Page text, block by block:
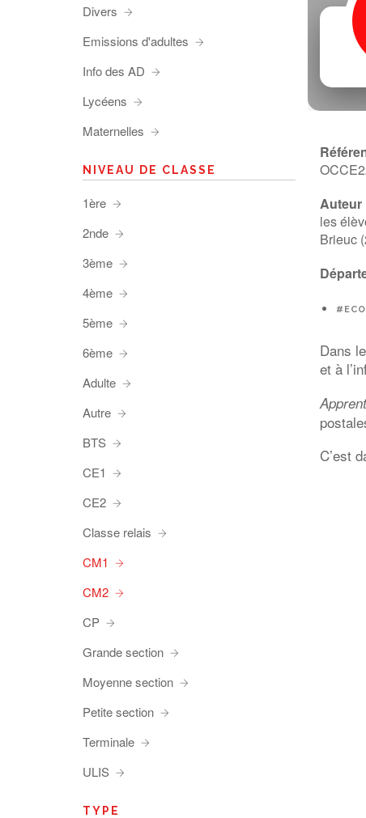
Auteur
les
Brieuc
Dans
et à
C’est
Divers
Emissions d'adultes
Info des AD
Lycéens
Maternelles
NIVEAU DE CLASSE
1ère
2nde
3ème
4ème
5ème
6ème
Adulte
Autre
BTS
CE1
CE2
Classe relais
CM1
CM2
CP
Grande section
Moyenne section
Petite section
Terminale
ULIS
TYPE